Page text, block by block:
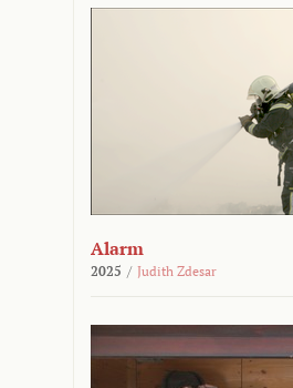
Alarm
2025 / Judith Zdesar